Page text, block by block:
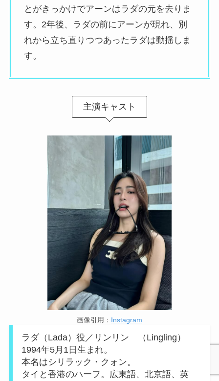
とがきっかけでアーンはラダの元を去りま
す。2年後、ラダの前にアーンが現れ、別
れから立ち直りつつあったラダは動揺しま
す。
主演キャスト
画像引用： Instagram
ラダ（Lada）役／リンリン （Lingling）
1994年5月1日生まれ。
本名はシリラック・クォン。
タイと香港のハーフ。広東語、北京語、英